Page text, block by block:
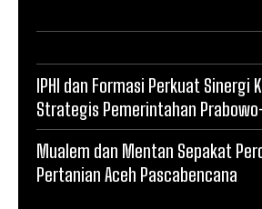
IPHI dan Formasi Perkuat Sinergi
Strategis Pemerintahan
Mualem dan Mentan Sepakat
Pertanian Aceh Pascabencana